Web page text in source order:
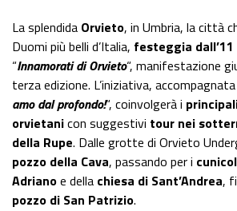
La splendida Orvieto, in Umbria, la città
Duomi più belli d’Italia, festeggia
“Innamorati di Orvieto“, manifestazione
terza edizione. L’iniziativa,
amo dal profondo!“, coinvolgerà i
orvietanicon suggestivi tour nei
della Rupe. Dalle grotte di Orvieto
pozzo della Cava, passando per i
Adrianoe della chiesa di Sant’Andrea,
pozzo di San Patrizio.